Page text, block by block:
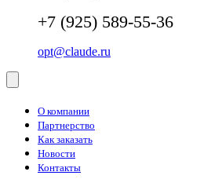
+7 (925) 589-55-36
opt@claude.ru
О компании
Партнерство
Как заказать
Новости
Контакты